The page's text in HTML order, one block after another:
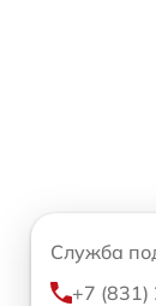
Служба
+7